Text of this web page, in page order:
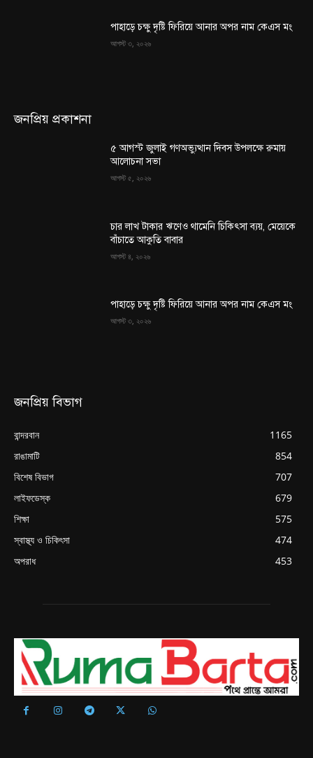
পাহাড়ে চক্ষু দৃষ্টি ফিরিয়ে আনার অপর নাম কেএস মং
আগস্ট ৩, ২০২৬
জনপ্রিয় প্রকাশনা
৫ আগস্ট জুলাই গণঅভ্যুত্থান দিবস উপলক্ষে রুমায়
আলোচনা সভা
আগস্ট ৫, ২০২৬
চার লাখ টাকার ঋণেও থামেনি চিকিৎসা ব্যয়, মেয়েকে
বাঁচাতে আকুতি বাবার
আগস্ট ৪, ২০২৬
পাহাড়ে চক্ষু দৃষ্টি ফিরিয়ে আনার অপর নাম কেএস মং
আগস্ট ৩, ২০২৬
জনপ্রিয় বিভাগ
বান্দরবান
1165
রাঙামাটি
854
বিশেষ বিভাগ
707
লাইফডেস্ক
679
শিক্ষা
575
স্বাস্থ্য ও চিকিৎসা
474
অপরাধ
453